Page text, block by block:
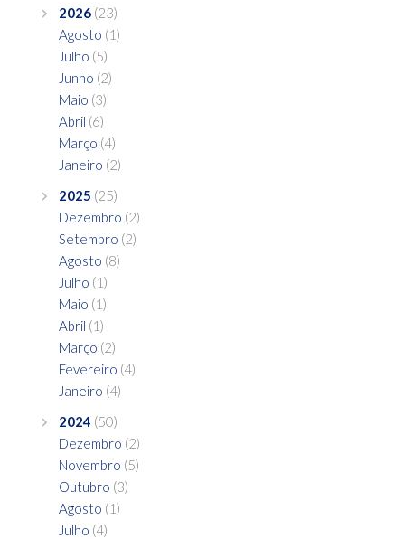
2026 (23)
Agosto (1)
Julho (5)
Junho (2)
Maio (3)
Abril (6)
Março (4)
Janeiro (2)
2025 (25)
Dezembro (2)
Setembro (2)
Agosto (8)
Julho (1)
Maio (1)
Abril (1)
Março (2)
Fevereiro (4)
Janeiro (4)
2024 (50)
Dezembro (2)
Novembro (5)
Outubro (3)
Agosto (1)
Julho (4)